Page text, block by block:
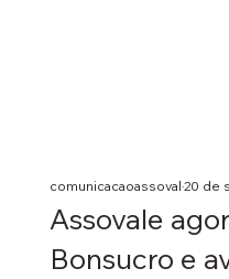
Assovale
Bonsucro e
comunicacaoassoval20 de